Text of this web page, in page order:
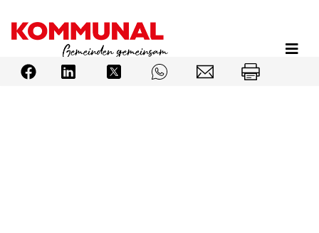
Inhalt